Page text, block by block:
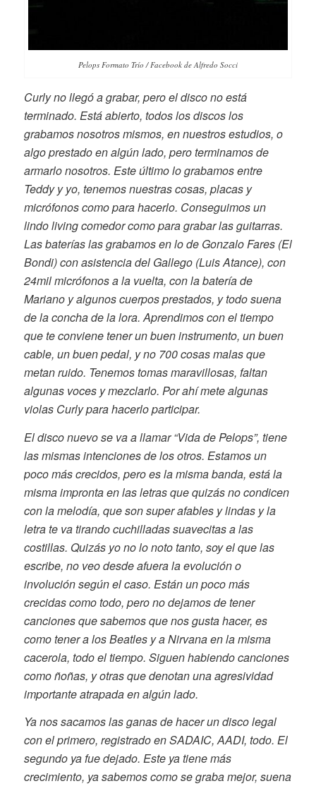
Pelops Formato Trío / Facebook de Alfredo Socci
Curly no llegó a grabar, pero el disco no está
terminado. Está abierto, todos los discos los
grabamos nosotros mismos, en nuestros estudios, o
algo prestado en algún lado, pero terminamos de
armarlo nosotros. Este último lo grabamos entre
Teddy y yo, tenemos nuestras cosas, placas y
micrófonos como para hacerlo. Conseguimos un
lindo living comedor como para grabar las guitarras.
Las baterías las grabamos en lo de Gonzalo Fares (El
Bondi) con asistencia del Gallego (Luis Atance), con
24mil micrófonos a la vuelta, con la batería de
Mariano y algunos cuerpos prestados, y todo suena
de la concha de la lora. Aprendimos con el tiempo
que te conviene tener un buen instrumento, un buen
cable, un buen pedal, y no 700 cosas malas que
metan ruido. Tenemos tomas maravillosas, faltan
algunas voces y mezclarlo. Por ahí mete algunas
violas Curly para hacerlo participar.
El disco nuevo se va a llamar “Vida de Pelops”, tiene
las mismas intenciones de los otros. Estamos un
poco más crecidos, pero es la misma banda, está la
misma impronta en las letras que quizás no condicen
con la melodía, que son super afables y lindas y la
letra te va tirando cuchilladas suavecitas a las
costillas. Quizás yo no lo noto tanto, soy el que las
escribe, no veo desde afuera la evolución o
involución según el caso. Están un poco más
crecidas como todo, pero no dejamos de tener
canciones que sabemos que nos gusta hacer, es
como tener a los Beatles y a Nirvana en la misma
cacerola, todo el tiempo. Siguen habiendo canciones
como ñoñas, y otras que denotan una agresividad
importante atrapada en algún lado.
Ya nos sacamos las ganas de hacer un disco legal
con el primero, registrado en SADAIC, AADI, todo. El
segundo ya fue dejado. Este ya tiene más
crecimiento, ya sabemos como se graba mejor, suena